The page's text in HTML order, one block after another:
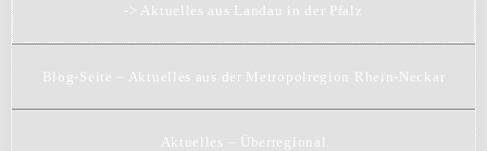
-> Aktuelles aus Landau in der Pfalz
Blog-Seite – Aktuelles aus der Metropolregion Rhein-Neckar
Aktuelles – Überregional